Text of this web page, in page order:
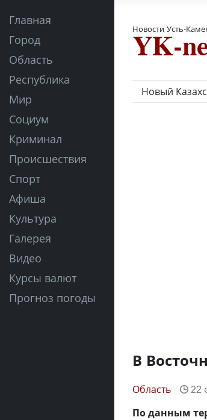
Главная
Город
Область
Республика
Мир
Социум
Криминал
Происшествия
Спорт
Афиша
Культура
Галерея
Видео
Курсы валют
Прогноз погоды
Новости Усть-
Новый
В
Область 22
По данным